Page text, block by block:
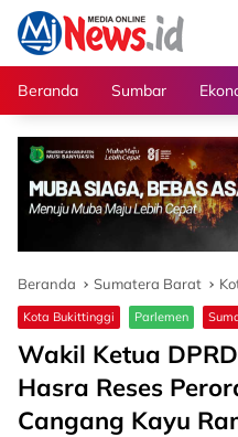
Langsung
konten
Beranda
Sumbar
Beranda Sumatera Barat
Kota Bukittinggi Parlemen
Wakil Ketua
Hasra Reses
Cangang Kayu